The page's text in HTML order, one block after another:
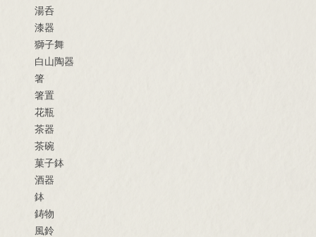
湯呑
漆器
獅子舞
白山陶器
箸
箸置
花瓶
茶器
茶碗
菓子鉢
酒器
鉢
鋳物
風鈴